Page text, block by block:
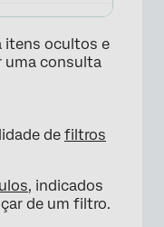
itens ocultos e
uma consulta
de filtros
, indicados
de um filtro.